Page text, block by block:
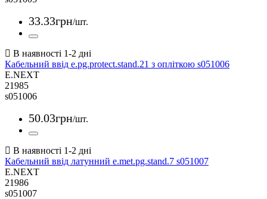
33.33грн/шт.
Кабельний ввід e.pg.protect.stand.21 з опліткою s051006
E.NEXT
21985
s051006
50.03грн/шт.
Кабельний ввід латунний e.met.pg.stand.7 s051007
E.NEXT
21986
s051007